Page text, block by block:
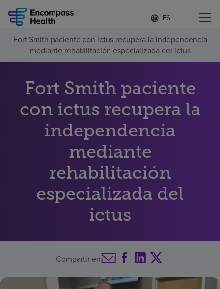
Lista
de
idiomas
contraída
d
o
m
a
l
e
c
c
o
a
o
Encuentre una localidad cerca de usted
Por qué debe elegirnos
Servicios de rehabilitación
Pacientes y cuidadores
Recursos de salud
Fort Smith paciente con ictus recupera la independencia
mediante rehabilitación especializada del ictus
Fort Smith paciente
con ictus recupera la
independencia
mediante
rehabilitación
especializada del
ictus
Compartir en